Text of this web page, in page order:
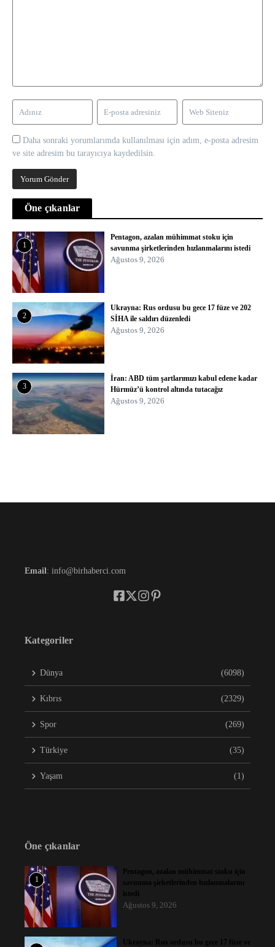
Daha sonraki yorumlarımda kullanılması için adım, e-posta adresim
ve site adresim bu tarayıcıya kaydedilsin.
Öne çıkanlar
1
Pentagon, azalan mühimmat stoku için
savunma şirketlerinden hızlanmalarını istedi
Ağustos 9, 2026
2
Ukrayna: Rus ordusu bu gece 17 füze ve 202
SİHA ile saldırı düzenledi
Ağustos 9, 2026
3
İran: ABD tüm şartlarımızı kabul edene kadar
Hürmüz’ü kontrol altında tutacağız
Ağustos 9, 2026
Email: info@birhaberci.com
Kategoriler
Dünya (6098)
Kıbrıs (2329)
Spor (269)
Türkiye (35)
Yaşam (1)
Öne çıkanlar
1
Pentagon, azalan mühimmat stoku için
savunma şirketlerinden hızlanmalarını
istedi
Ağustos 9, 2026
Ukrayna: Rus ordusu bu gece 17 füze ve